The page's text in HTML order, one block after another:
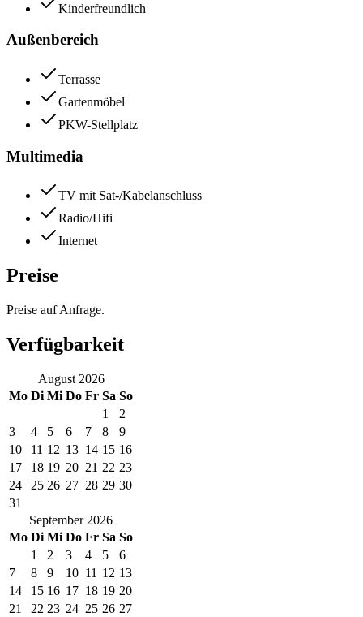
Kinderfreundlich
Außenbereich
Terrasse
Gartenmöbel
PKW-Stellplatz
Multimedia
TV mit Sat-/Kabelanschluss
Radio/Hifi
Internet
Preise
Preise auf Anfrage.
Verfügbarkeit
August 2026
Mo Di Mi Do Fr Sa So
1
2
3
4 5 6 7 8
9
10
11 12 13 14 15 16
17
18 19 20 21 22 23
24
25 26 27 28 29 30
31
September 2026
Mo Di Mi Do Fr Sa So
1
2 3 4 5
6
7
8 9 10 11 12 13
14
15 16 17 18 19 20
21
22 23 24 25 26 27